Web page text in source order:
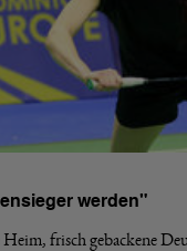
werden"
frisch gebackene